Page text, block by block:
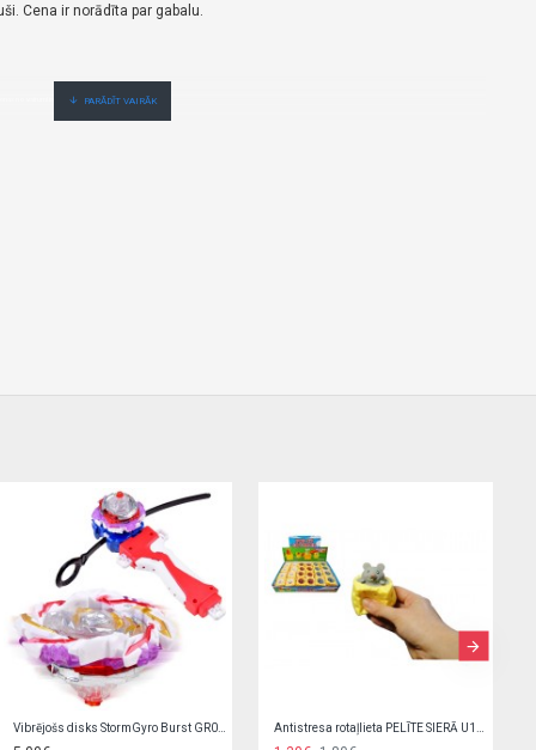
Cena ir norādīta par gabalu.
no vairumtirgotāja.
Elektroniskais seifs-krājkase ar PIN 504690